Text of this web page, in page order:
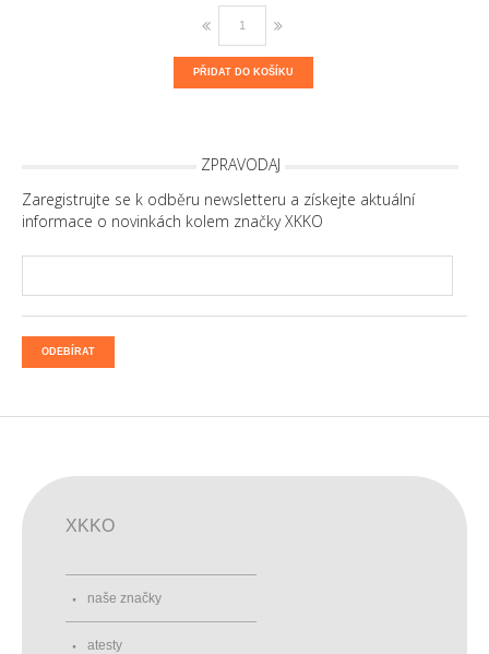
PŘIDAT DO KOŠÍKU
ZPRAVODAJ
Zaregistrujte se k odběru newsletteru a získejte aktuální
informace o novinkách kolem značky XKKO
ODEBÍRAT
XKKO
naše značky
atesty